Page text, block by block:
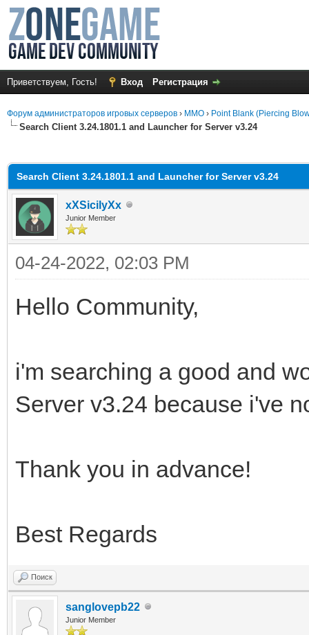
Приветствуем, Гость! Вход Регистрация
Форум администраторов игровых серверов › MMO › Point Blank (Piercing
Search Client 3.24.1801.1 and Launcher for Server v3.24
Search Client 3.24.1801.1 and Launcher for Server v3.24
xXSicilyXx
Junior Member
04-24-2022, 02:03 PM
Hello Community,
i'm searching a good and
Server v3.24 because i've
Thank you in advance!
Best Regards
Поиск
sanglovepb22
Junior Member